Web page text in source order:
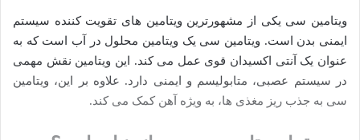
ویتامین سی یکی از مشهورترین ویتامین‌ های تقویت‌ کننده سیستم
ایمنی بدن است. ویتامین سی یک ویتامین محلول در آب است که به
عنوان یک آنتی اکسیدان قوی عمل می‌ کند. این ویتامین نقش مهمی
در سیستم عصبی، متابولیسم و ​​ایمنی دارد. علاوه بر این، ویتامین
سی به جذب ریز مغذی‌ ها، به ویژه آهن کمک می‌ کند.